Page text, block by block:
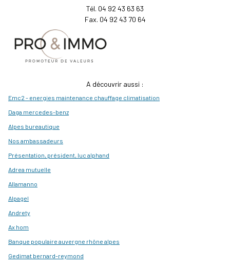
Tél. 04 92 43 63 63
Fax. 04 92 43 70 64
A découvrir aussi :
Emc2 - energies maintenance chauffage climatisation
Daga mercedes-benz
Alpes bureautique
Nos ambassadeurs
Présentation, président, luc alphand
Adrea mutuelle
Allamanno
Alpagel
Andrety
Ax hom
Banque populaire auvergne rhône alpes
Gedimat bernard-reymond